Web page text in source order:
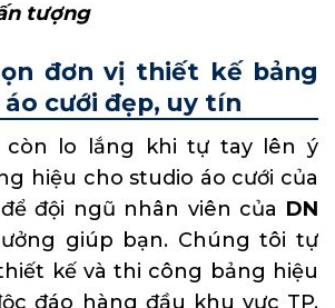
tượng
đơn vị thiết kế bảng
cưới đẹp, uy tín
còn lo lắng khi tự tay lên ý
hiệu cho studio áo cưới của
đội ngũ nhân viên của DN
giúp bạn. Chúng tôi tự
kế và thi công bảng hiệu
đáo hàng đầu khu vực TP.